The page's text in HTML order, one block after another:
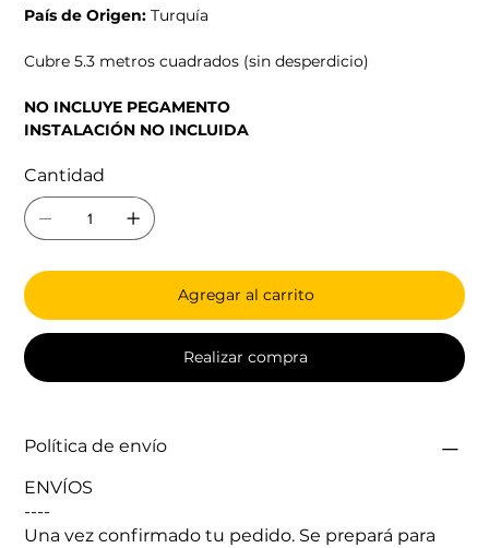
País de Origen:Turquía
Cubre 5.3 metros cuadrados (sin desperdicio)
NO INCLUYE PEGAMENTO
INSTALACIÓN NO INCLUIDA
Cantidad
Agregar al carrito
Realizar compra
Política de envío
ENVÍOS
----
Una vez confirmado tu pedido. Se prepará para